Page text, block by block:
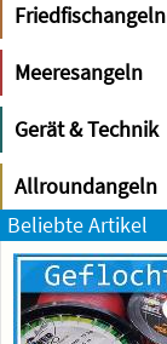
Friedfischangeln
Meeresangeln
Gerät & Technik
Allroundangeln
Beliebte Artikel